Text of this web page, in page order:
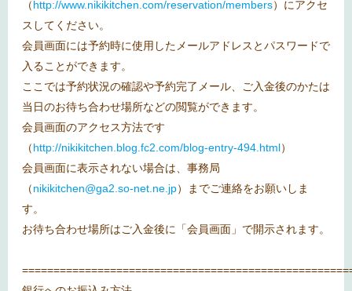
（http://www.nikikitchen.com/reservation/members）にアクセ
スしてください。
会員画面には予約時に使用したメールアドレスとパスワードで
入ることができます。
ここでは予約状況の確認や予約完了メール、ご入金後のかたは
当日のお待ち合わせ場所などの閲覧ができます。
会員画面のアクセス方法です
（http://nikikitchen.blog.fc2.com/blog-entry-494.html）
会員画面に表示されない場合は、事務局
（nikikitchen@ga2.so-net.ne.jp）までご連絡をお願いしま
す。
お待ち合わせ場所はご入金後に「会員画面」で開示されます。